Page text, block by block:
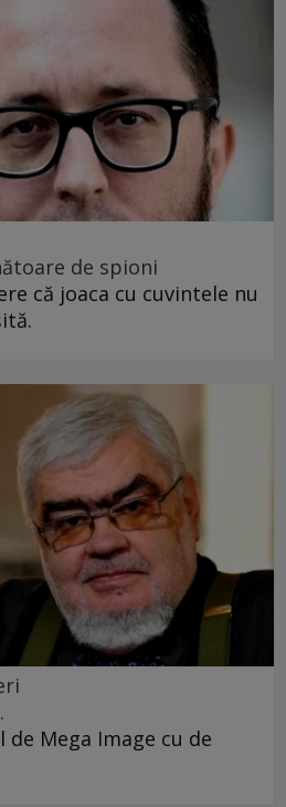
de spioni
că joaca cu cuvintele nu
Mega Image cu de